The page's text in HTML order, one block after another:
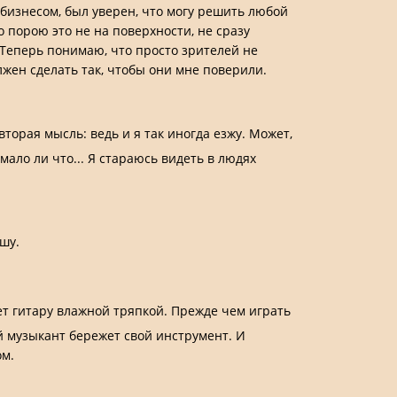
был уверен, что могу решить любой
это не на поверхности, не сразу
понимаю, что просто зрителей не
сделать так, чтобы они мне поверили.
мысль: ведь и я так иногда езжу. Может,
ли что... Я стараюсь видеть в людях
гитару влажной тряпкой. Прежде чем играть
музыкант бережет свой инструмент. И